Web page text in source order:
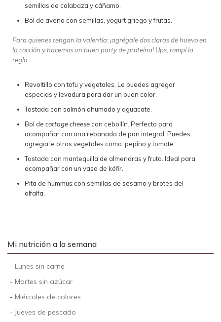
semillas de calabaza y cáñamo.
Bol de avena con semillas, yogurt griego y frutas.
Para quienes tengan la valentía: ¡agrégale dos claras de huevo en
la cocción y hacemos un buen party de proteína! Ups, rompí la
regla.
Revoltillo con tofu y vegetales. Le puedes agregar
especias y levadura para dar un buen color.
Tostada con salmón ahumado y aguacate.
Bol de cottage cheese con cebollín. Perfecto para
acompañar con una rebanada de pan integral. Puedes
agregarle otros vegetales como: pepino y tomate.
Tostada con mantequilla de almendras y fruta. Ideal para
acompañar con un vaso de kéfir.
Pita de hummus con semillas de sésamo y brotes del
alfalfa.
Mi nutrición a la semana
- Lunes sin carne
- Martes sin azúcar
- Miércoles de colores
- Jueves de pescado